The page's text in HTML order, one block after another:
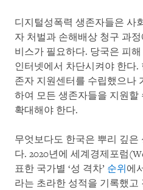
디지털성폭력 생존자들은 사
자 처벌과 손해배상 청구 과
비스가 필요하다. 당국은 피
인터넷에서 차단시켜야 한다.
존자 지원센터를 수립했으나
하여 모든 생존자들을 지원할
확대해야 한다.
무엇보다도 한국은 뿌리 깊
다. 2020년에 세계경제포럼
표한 국가별 ‘성 격차’ 순위 에
라는 초라한 성적을 기록했고